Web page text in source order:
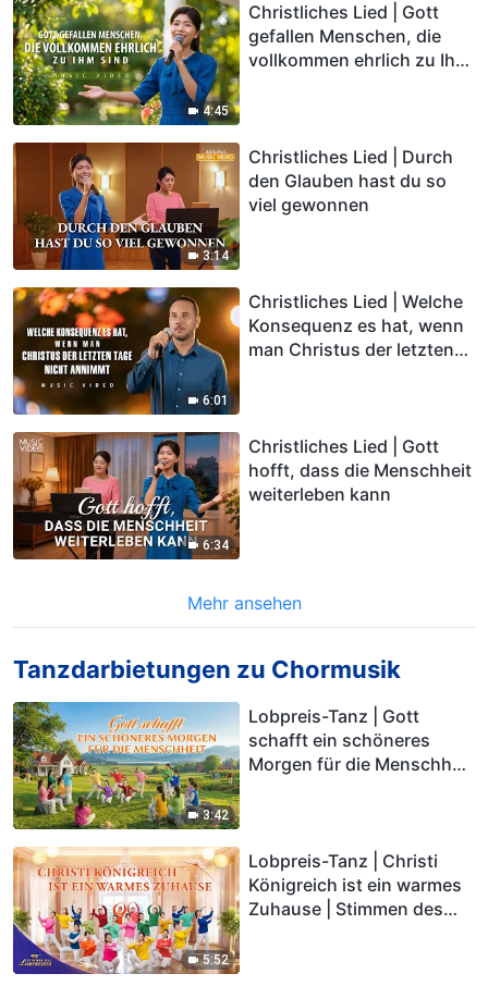
4:45
Christliches Lied | Gott
gefallen Menschen, die
vollkommen ehrlich zu Ihm
3:14
Christliches Lied | Durch
den Glauben hast du so
viel gewonnen
6:01
Christliches Lied | Welche
Konsequenz es hat, wenn
man Christus der letzten
6:34
Christliches Lied | Gott
hofft, dass die Menschheit
weiterleben kann
Mehr ansehen
Tanzdarbietungen zu Chormusik
3:42
Lobpreis-Tanz | Gott
schafft ein schöneres
Morgen für die Menschheit
5:52
Lobpreis-Tanz | Christi
Königreich ist ein warmes
Zuhause | Stimmen des